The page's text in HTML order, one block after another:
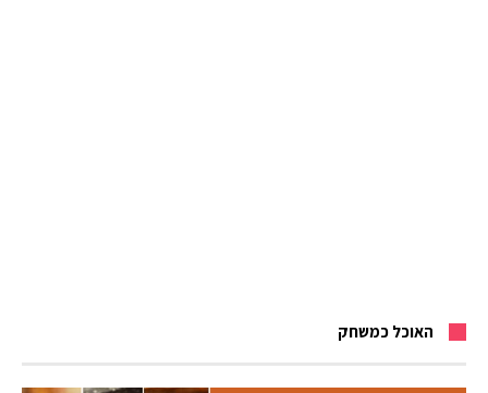
האוכל כמשחק